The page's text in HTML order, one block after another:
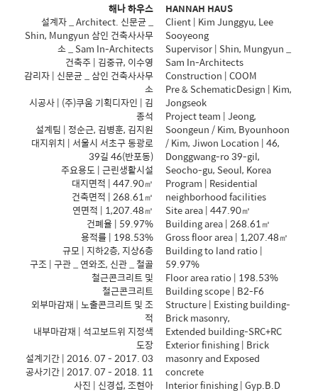
해나 하우스
설계자 _ Architect. 신문균 _
Shin, Mungyun 삼인 건축사사무
소 _ Sam In-Architects
건축주 | 김중규, 이수영
감리자 | 신문균 _ 삼인 건축사사무
소
시공사 | (주)쿠움 기획디자인 | 김
종석
설계팀 | 정순근, 김병훈, 김지원
대지위치 | 서울시 서초구 동광로
39길 46(반포동)
주요용도 | 근린생활시설
대지면적 | 447.90㎡
건축면적 | 268.61㎡
연면적 | 1,207.48㎡
건폐율 | 59.97%
용적률 | 198.53%
규모 | 지하2층, 지상6층
구조 | 구관 _ 연와조, 신관 _ 철골
철근콘크리트 및
철근콘크리트
외부마감재 | 노출콘크리트 및 조
적
내부마감재 | 석고보드위 지정색
도장
설계기간 | 2016. 07 - 2017. 03
공사기간 | 2017. 07 - 2018. 11
사진 | 신경섭, 조현아
HANNAH HAUS
Client | Kim Junggyu, Lee
Sooyeong
Supervisor | Shin, Mungyun _
Sam In-Architects
Construction | COOM
Pre & SchematicDesign | Kim,
Jongseok
Project team | Jeong,
Soongeun / Kim, Byounhoon
/ Kim, Jiwon Location | 46,
Donggwang-ro 39-gil,
Seocho-gu, Seoul, Korea
Program | Residential
neighborhood facilities
Site area | 447.90㎡
Building area | 268.61㎡
Gross floor area | 1,207.48㎡
Building to land ratio |
59.97%
Floor area ratio | 198.53%
Building scope | B2-F6
Structure | Existing building-
Brick masonry,
Extended building-SRC+RC
Exterior finishing | Brick
masonry and Exposed
concrete
Interior finishing | Gyp.B.D